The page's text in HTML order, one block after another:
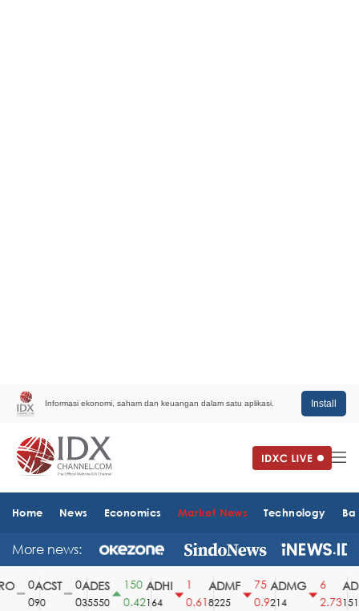
Informasi ekonomi, saham dan keuangan dalam satu aplikasi. Install
Home News Economics Market News Technology
More news:
ACST
90
ADES
35550
150
0.42
ADHI
164
0.61
ADMF
8225
75
0.9
ADMG
214
2.731510